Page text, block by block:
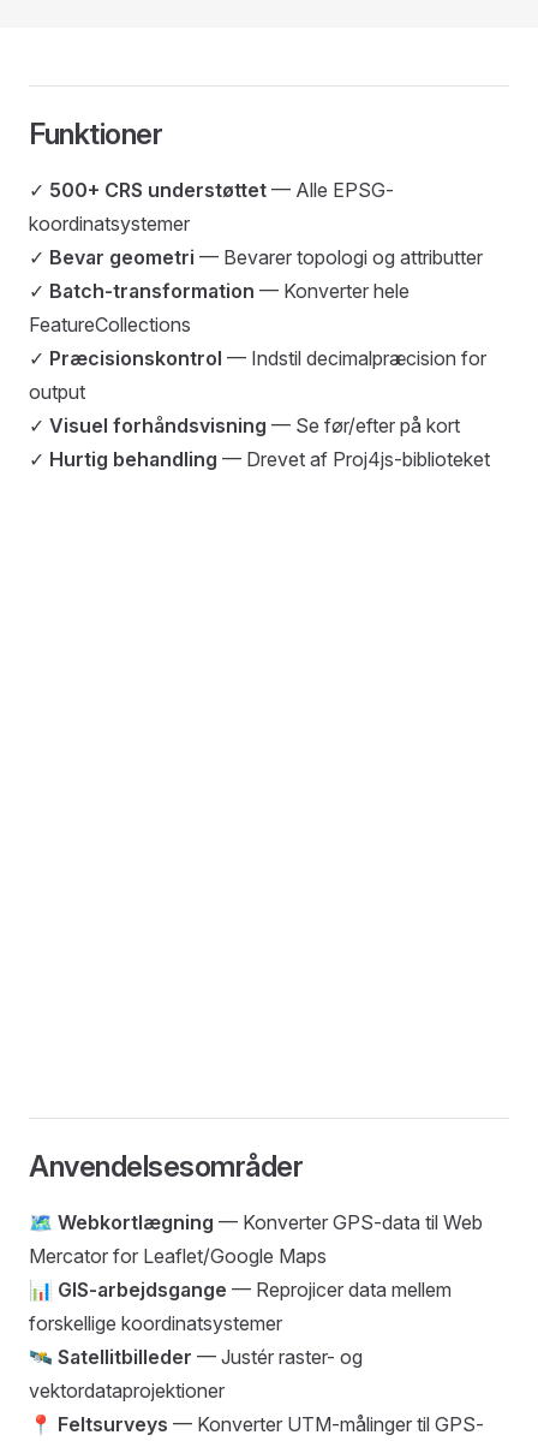
Funktioner
✓ 500+ CRS understøttet — Alle EPSG-
koordinatsystemer
✓ Bevar geometri — Bevarer topologi og attributter
✓ Batch-transformation — Konverter hele
FeatureCollections
✓ Præcisionskontrol — Indstil decimalpræcision for
output
✓ Visuel forhåndsvisning — Se før/efter på kort
✓ Hurtig behandling — Drevet af Proj4js-biblioteket
Anvendelsesområder
🗺️ Webkortlægning — Konverter GPS-data til Web
Mercator for Leaflet/Google Maps
📊 GIS-arbejdsgange — Reprojicer data mellem
forskellige koordinatsystemer
🛰️ Satellitbilleder — Justér raster- og
vektordataprojektioner
📍 Feltsurveys — Konverter UTM-målinger til GPS-